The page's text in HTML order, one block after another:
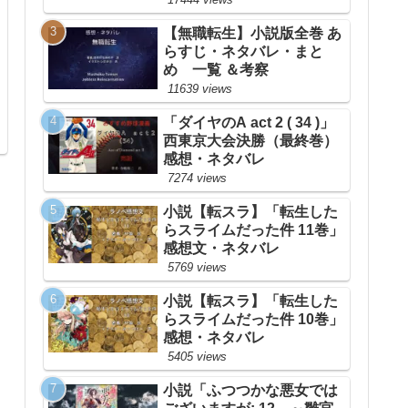
【無職転生】小説版全巻 あ
らすじ・ネタバレ・まと
め 一覧 ＆考察
11639 views
「ダイヤのA act 2 ( 34 )」
西東京大会決勝（最終巻）
感想・ネタバレ
7274 views
小説【転スラ】「転生した
らスライムだった件 11巻」
感想文・ネタバレ
5769 views
小説【転スラ】「転生した
らスライムだった件 10巻」
感想・ネタバレ
5405 views
小説「ふつつかな悪女では